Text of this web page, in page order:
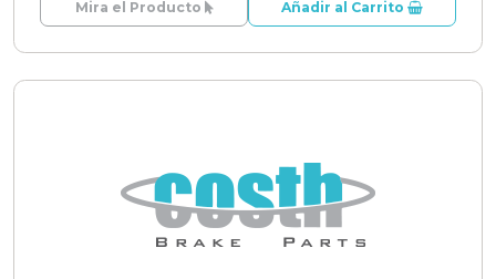
Mira el Producto Añadir al Carrito